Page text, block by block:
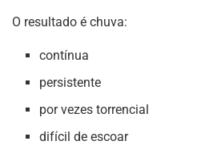
O resultado é chuva:
contínua
persistente
por vezes torrencial
difícil de escoar